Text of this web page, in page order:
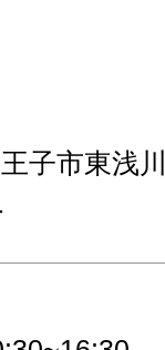
子市東浅